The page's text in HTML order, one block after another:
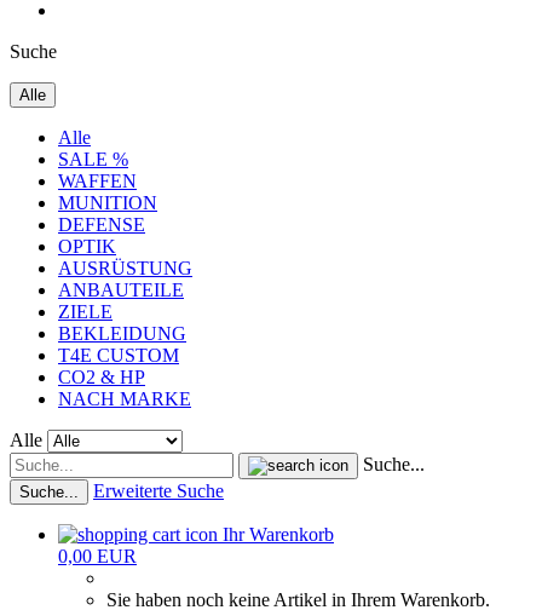
Suche
Alle
Alle
SALE %
WAFFEN
MUNITION
DEFENSE
OPTIK
AUSRÜSTUNG
ANBAUTEILE
ZIELE
BEKLEIDUNG
T4E CUSTOM
CO2 & HP
NACH MARKE
Alle
Suche...
Suche... Erweiterte Suche
Ihr Warenkorb
0,00 EUR
Sie haben noch keine Artikel in Ihrem Warenkorb.